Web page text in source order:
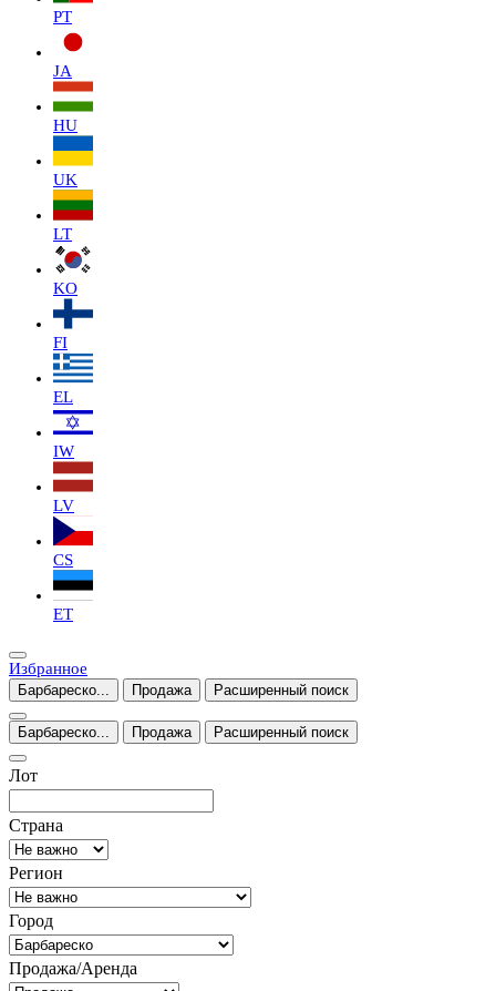
PT
JA
HU
UK
LT
KO
FI
EL
IW
LV
CS
ET
Избранное
Барбареско... Продажа Расширенный поиск
Барбареско... Продажа Расширенный поиск
Лот
Страна
Регион
Город
Продажа/Аренда